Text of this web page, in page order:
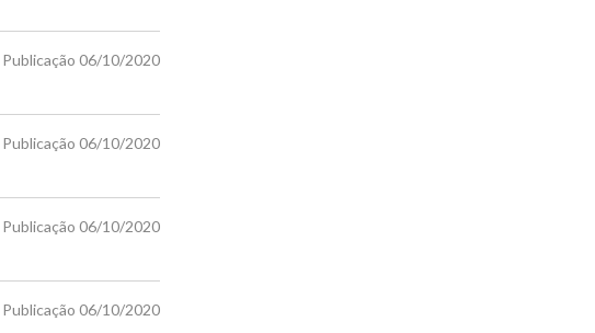
Publicação 06/10/2020
Publicação 06/10/2020
Publicação 06/10/2020
Publicação 06/10/2020